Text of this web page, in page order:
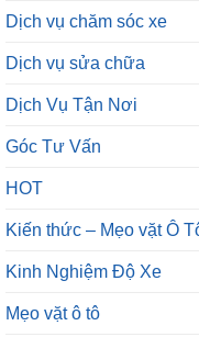
Dịch vụ chăm sóc xe
Dịch vụ sửa chữa
Dịch Vụ Tận Nơi
Góc Tư Vấn
HOT
Kiến thức – Mẹo vặt Ô
Kinh Nghiệm Độ Xe
Mẹo vặt ô tô